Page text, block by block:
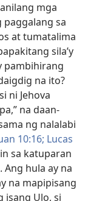
mga
paggalang sa
at tumatalima
sila’y
pambihirang
na ito?
ni Jehova
na daan-
ng nalalabi
10:16; Lucas
sa katuparan
hula ay na
na mapipisang
isang Ulo, si